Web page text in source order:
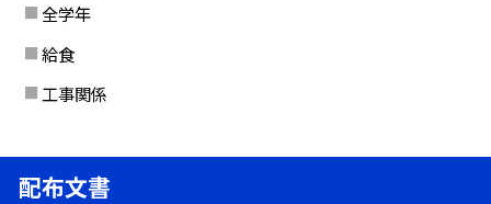
全学年
給食
工事関係
配布文書